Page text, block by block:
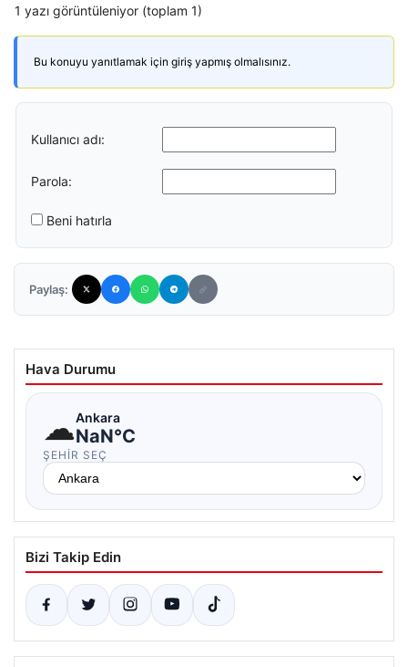
1 yazı görüntüleniyor (toplam 1)
Bu konuyu yanıtlamak için giriş yapmış olmalısınız.
Kullanıcı adı:
Parola:
Beni hatırla
Paylaş:
Hava Durumu
☁Ankara
NaN°C
ŞEHIR SEÇ
Bizi Takip Edin